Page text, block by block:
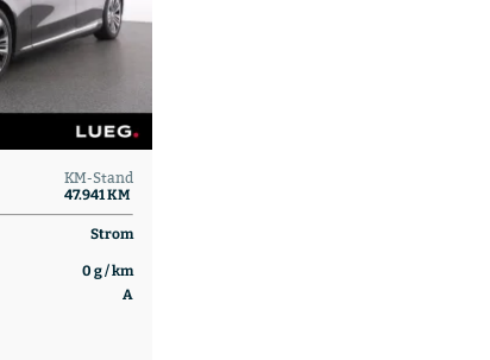
KM-Stand
47.941 KM
Strom
0 g / km
A